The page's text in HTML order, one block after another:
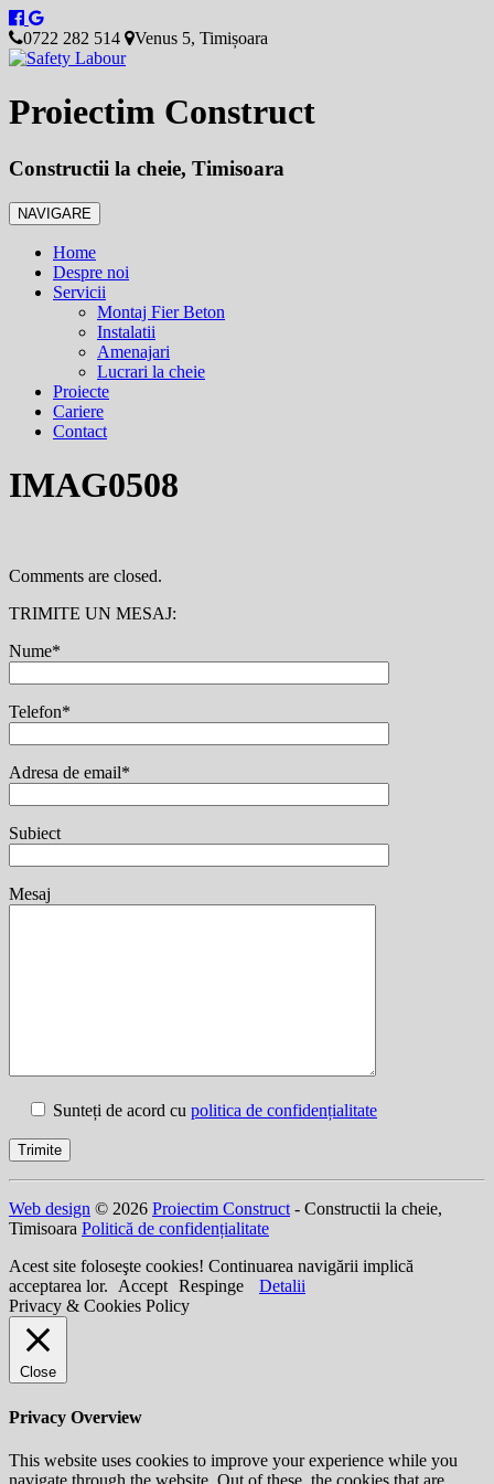
0722 282 514 Venus 5, Timișoara
Proiectim Construct
Constructii la cheie, Timisoara
NAVIGARE
Home
Despre noi
Servicii
Montaj Fier Beton
Instalatii
Amenajari
Lucrari la cheie
Proiecte
Cariere
Contact
IMAG0508
Comments are closed.
TRIMITE UN MESAJ:
Nume*
Telefon*
Adresa de email*
Subiect
Mesaj
Sunteți de acord cu politica de confidențialitate
Web design © 2026 Proiectim Construct- Constructii la cheie,
Timisoara Politică de confidențialitate
Acest site foloseşte cookies! Continuarea navigării implică
acceptarea lor. Accept Respinge
Detalii
Privacy & Cookies Policy
Close
Privacy Overview
This website uses cookies to improve your experience while you
navigate through the website. Out of these, the cookies that are